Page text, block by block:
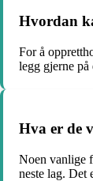
Hvordan
For å
legg gjerne
Hva er de
Noen vanlige
neste lag. Det